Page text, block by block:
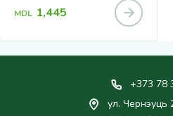
MDL 1,445
+373 78
ул. Чернэуць